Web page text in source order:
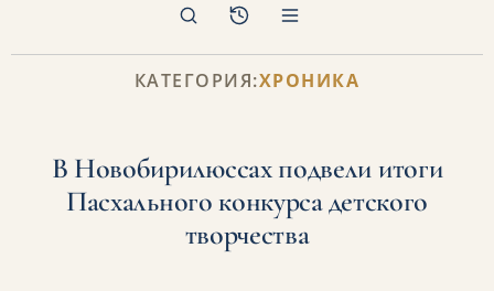
Архив
Поиск
КАТЕГОРИЯ:ХРОНИКА
В Новобирилюссах подвели итоги
Пасхального конкурса детского
творчества